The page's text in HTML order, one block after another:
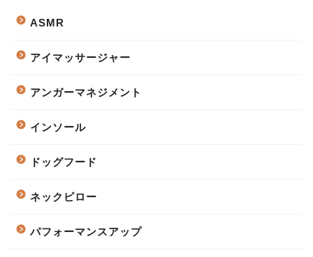
ASMR
アイマッサージャー
アンガーマネジメント
インソール
ドッグフード
ネックピロー
パフォーマンスアップ